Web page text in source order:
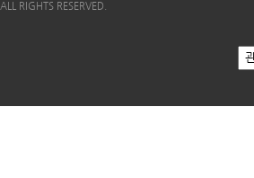
ALL RIGHTS RESERVED.